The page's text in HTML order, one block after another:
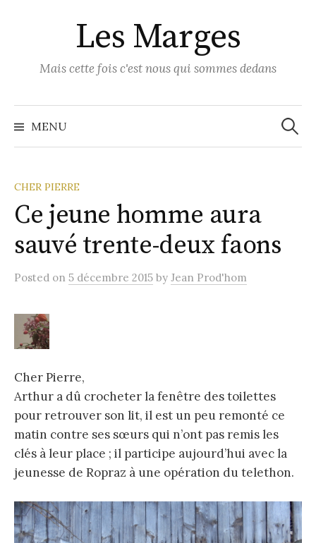
Les Marges
Mais cette fois c'est nous qui sommes dedans
MENU
CHER PIERRE
Ce jeune homme aura
sauvé trente-deux faons
Posted on 5 décembre 2015 by Jean Prod'hom
Cher Pierre,
Arthur a dû crocheter la fenêtre des toilettes
pour retrouver son lit, il est un peu remonté ce
matin contre ses sœurs qui n’ont pas remis les
clés à leur place ; il participe aujourd’hui avec la
jeunesse de Ropraz à une opération du telethon.